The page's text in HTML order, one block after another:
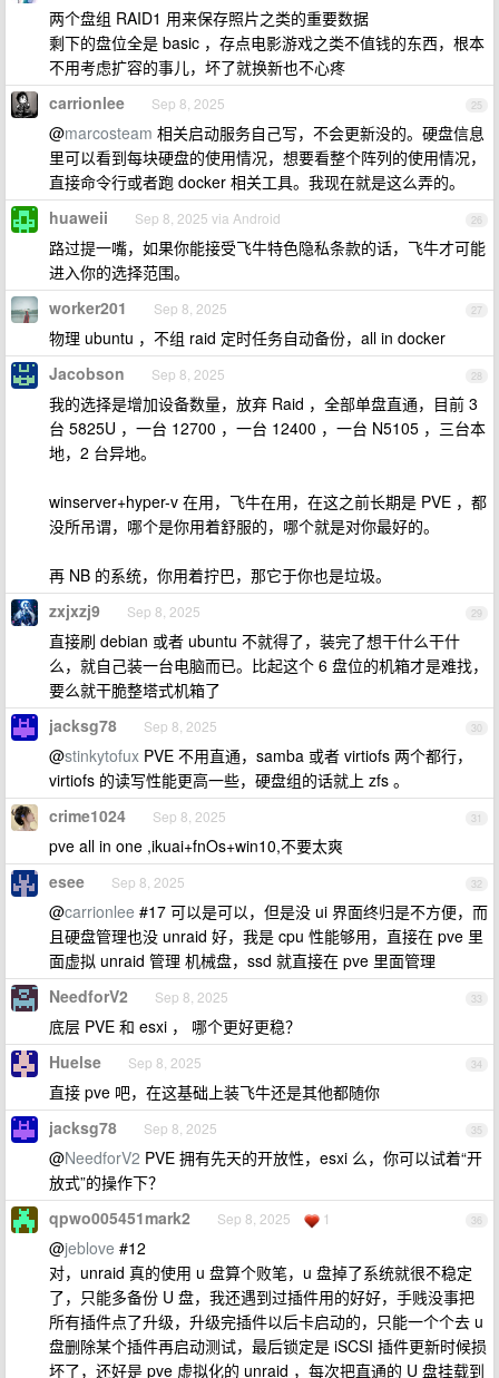
两个盘组 RAID1 用来保存照片之类的重要数据
剩下的盘位全是 basic ，存点电影游戏之类不值钱的东西，根本
不用考虑扩容的事儿，坏了就换新也不心疼
25
carrionlee Sep 8, 2025
@marcosteam 相关启动服务自己写，不会更新没的。硬盘信息
里可以看到每块硬盘的使用情况，想要看整个阵列的使用情况，
直接命令行或者跑 docker 相关工具。我现在就是这么弄的。
26
huaweii Sep 8, 2025 via Android
路过提一嘴，如果你能接受飞牛特色隐私条款的话，飞牛才可能
进入你的选择范围。
27
worker201 Sep 8, 2025
物理 ubuntu ，不组 raid 定时任务自动备份，all in docker
28
Jacobson Sep 8, 2025
我的选择是增加设备数量，放弃 Raid ，全部单盘直通，目前 3
台 5825U ，一台 12700 ，一台 12400 ，一台 N5105 ，三台本
地，2 台异地。
winserver+hyper-v 在用，飞牛在用，在这之前长期是 PVE ，都
没所吊谓，哪个是你用着舒服的，哪个就是对你最好的。
再 NB 的系统，你用着拧巴，那它于你也是垃圾。
29
zxjxzj9 Sep 8, 2025
直接刷 debian 或者 ubuntu 不就得了，装完了想干什么干什
么，就自己装一台电脑而已。比起这个 6 盘位的机箱才是难找，
要么就干脆整塔式机箱了
30
jacksg78 Sep 8, 2025
@stinkytofux PVE 不用直通，samba 或者 virtiofs 两个都行，
virtiofs 的读写性能更高一些，硬盘组的话就上 zfs 。
31
crime1024 Sep 8, 2025
pve all in one ,ikuai+fnOs+win10,不要太爽
32
esee Sep 8, 2025
@carrionlee #17 可以是可以，但是没 ui 界面终归是不方便，而
且硬盘管理也没 unraid 好，我是 cpu 性能够用，直接在 pve 里
面虚拟 unraid 管理 机械盘，ssd 就直接在 pve 里面管理
33
NeedforV2 Sep 8, 2025
底层 PVE 和 esxi ， 哪个更好更稳？
34
Huelse Sep 8, 2025
直接 pve 吧，在这基础上装飞牛还是其他都随你
35
jacksg78 Sep 8, 2025
@NeedforV2 PVE 拥有先天的开放性，esxi 么，你可以试着“开
放式”的操作下？
36
qpwo005451mark2 Sep 8, 2025 1
@jeblove #12
对，unraid 真的使用 u 盘算个败笔，u 盘掉了系统就很不稳定
了，只能多备份 U 盘，我还遇到过插件用的好好，手贱没事把
所有插件点了升级，升级完插件以后卡启动的，只能一个个去 u
盘删除某个插件再启动测试，最后锁定是 iSCSI 插件更新时候损
坏了，还好是 pve 虚拟化的 unraid ，每次把直通的 U 盘挂载到